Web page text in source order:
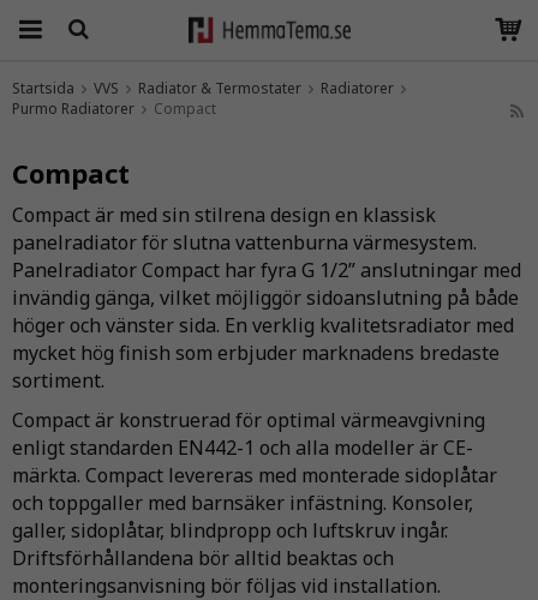
Produkten har blivit tillagd i varukorgen
Startsida VVS Radiator & Termostater
Radiatorer
Purmo Radiatorer
Compact
Compact
Compact är med sin stilrena design en klassisk
panelradiator för slutna vattenburna värmesystem.
Panelradiator Compact har fyra G 1/2” anslutningar med
invändig gänga, vilket möjliggör sidoanslutning på både
höger och vänster sida. En verklig kvalitetsradiator med
mycket hög finish som erbjuder marknadens bredaste
sortiment.
Compact är konstruerad för optimal värmeavgivning
enligt standarden EN442-1 och alla modeller är CE-
märkta. Compact levereras med monterade sidoplåtar
och toppgaller med barnsäker infästning. Konsoler,
galler, sidoplåtar, blindpropp och luftskruv ingår.
Driftsförhållandena bör alltid beaktas och
monteringsanvisning bör följas vid installation.